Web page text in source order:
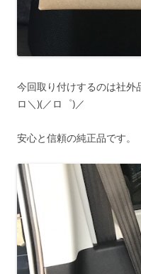
今回取り付けするのは社外
ロ＼)(／ロ゜)／
安心と信頼の純正品です。